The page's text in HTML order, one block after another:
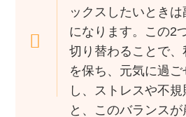
ックスしたいとき
になります。この2
切り替わることで
を保ち、元気に過
し、ストレスや不規
と、このバランス